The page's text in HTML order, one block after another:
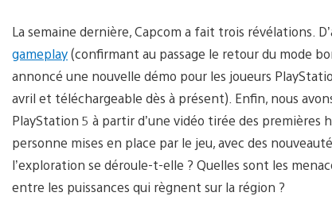
La semaine dernière, Capcom a fait trois révélations.
gameplay(confirmant au passage le retour du mode
annoncé une nouvelle démo pour les joueurs
avril et téléchargeable dès à présent). Enfin, nous
PlayStation 5 à partir d’une vidéo tirée des premières
personne mises en place par le jeu, avec des
l’exploration se déroule-t-elle ? Quelles sont les
entre les puissances qui règnent sur la région ?